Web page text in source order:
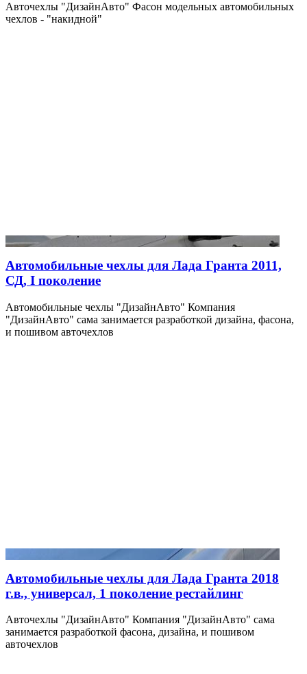
Авточехлы "ДизайнАвто" Фасон модельных автомобильных
чехлов - "накидной"
Автомобильные чехлы для Лада Гранта 2011,
СД, I поколение
Автомобильные чехлы "ДизайнАвто" Компания
"ДизайнАвто" сама занимается разработкой дизайна, фасона,
и пошивом авточехлов
Автомобильные чехлы для Лада Гранта 2018
г.в., универсал, 1 поколение рестайлинг
Авточехлы "ДизайнАвто" Компания "ДизайнАвто" сама
занимается разработкой фасона, дизайна, и пошивом
авточехлов